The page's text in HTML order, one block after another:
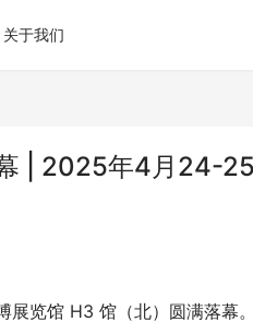
关于我们
| 2025年4月24-
览馆 H3 馆（北）圆满落幕